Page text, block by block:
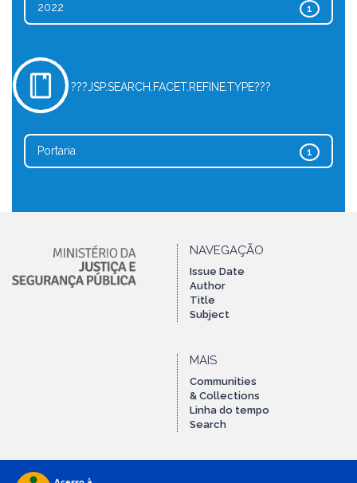
1
2022
???JSP.SEARCH.FACET.REFINE.TYPE???
1
Portaria
NAVEGAÇÃO
Issue Date
Author
Title
Subject
MAIS
Communities
& Collections
Linha do tempo
Search